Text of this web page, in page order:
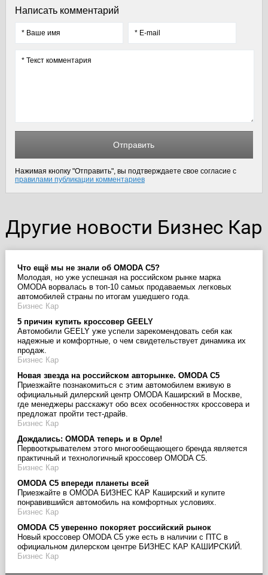
Написать комментарий
Отправить
Нажимая кнопку "Отправить", вы подтверждаете свое согласие с
правилами публикации комментариев
Другие новости Бизнес Кар
Что ещё мы не знали об OMODA C5?
Молодая, но уже успешная на российском рынке марка
OMODA ворвалась в топ-10 самых продаваемых легковых
автомобилей страны по итогам ушедшего года.
Бизнес Кар
5 причин купить кроссовер GEELY
Автомобили GEELY уже успели зарекомендовать себя как
надежные и комфортные, о чем свидетельствует динамика их
продаж.
Бизнес Кар
Новая звезда на российском авторынке. OMODA C5
Приезжайте познакомиться с этим автомобилем вживую в
официальный дилерский центр OMODA Каширский в Москве,
где менеджеры расскажут обо всех особенностях кроссовера и
предложат пройти тест-драйв.
Бизнес Кар
Дождались: OMODA теперь и в Орле!
Первооткрывателем этого многообещающего бренда является
практичный и технологичный кроссовер OMODA C5.
Бизнес Кар
OMODA C5 впереди планеты всей
Приезжайте в OMODA БИЗНЕС КАР Каширский и купите
понравившийся автомобиль на комфортных условиях.
Бизнес Кар
OMODA C5 уверенно покоряет российский рынок
Новый кроссовер OMODA C5 уже есть в наличии с ПТС в
официальном дилерском центре БИЗНЕС КАР КАШИРСКИЙ.
Бизнес Кар